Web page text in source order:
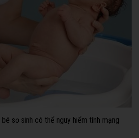
sơ sinh có thể nguy hiểm tính mạng